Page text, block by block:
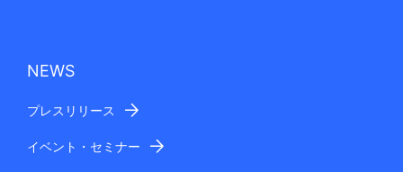
NEWS
プレスリリース
イベント・セミナー